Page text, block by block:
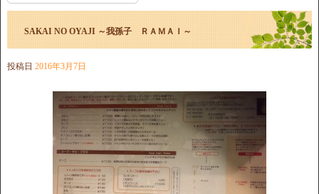
SAKAI NO OYAJI ～我孫子 ＲＡＭＡＩ～
投稿日 2016年3月7日